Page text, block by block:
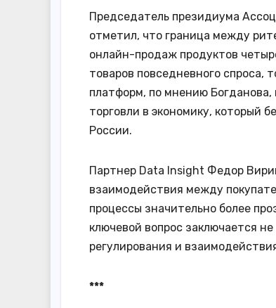
Председатель президиума
отметил, что граница между
онлайн-продаж продуктов
товаров повседневного спроса,
платформ, по мнению Богданова,
торговли в экономику, который
России.
Партнер Data Insight Федор
взаимодействия между
процессы значительно более
ключевой вопрос заключается
регулирования и
***